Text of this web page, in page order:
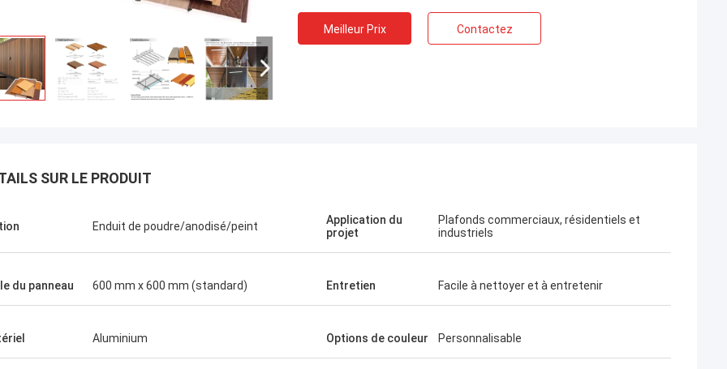
Meilleur Prix Contactez
SUR LE PRODUIT
Enduit de poudre/anodisé/peint
Application du
projet
Plafonds commerciaux, résidentiels et
industriels
du panneau 600 mm x 600 mm (standard) Entretien Facile à nettoyer et à entretenir
Aluminium Options de couleur Personnalisable